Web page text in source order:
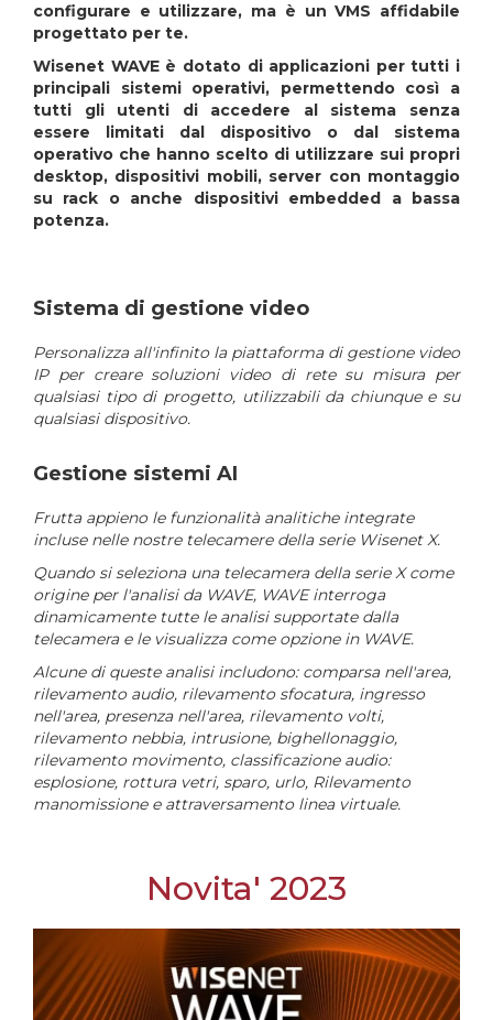
configurare e utilizzare, ma è un VMS affidabile
progettato per te.
Wisenet WAVE è dotato di applicazioni per tutti i
principali sistemi operativi, permettendo così a
tutti gli utenti di accedere al sistema senza
essere limitati dal dispositivo o dal sistema
operativo che hanno scelto di utilizzare sui propri
desktop, dispositivi mobili, server con montaggio
su rack o anche dispositivi embedded a bassa
potenza.
Sistema di gestione video
Personalizza all'infinito la piattaforma di gestione video
IP per creare soluzioni video di rete su misura per
qualsiasi tipo di progetto, utilizzabili da chiunque e su
qualsiasi dispositivo.
Gestione sistemi AI
Frutta appieno le funzionalità analitiche integrate
incluse nelle nostre telecamere della serie Wisenet X.
Quando si seleziona una telecamera della serie X come
origine per l'analisi da WAVE, WAVE interroga
dinamicamente tutte le analisi supportate dalla
telecamera e le visualizza come opzione in WAVE.
Alcune di queste analisi includono: comparsa nell'area,
rilevamento audio, rilevamento sfocatura, ingresso
nell'area, presenza nell'area, rilevamento volti,
rilevamento nebbia, intrusione, bighellonaggio,
rilevamento movimento, classificazione audio:
esplosione, rottura vetri, sparo, urlo, Rilevamento
manomissione e attraversamento linea virtuale.
Novita' 2023